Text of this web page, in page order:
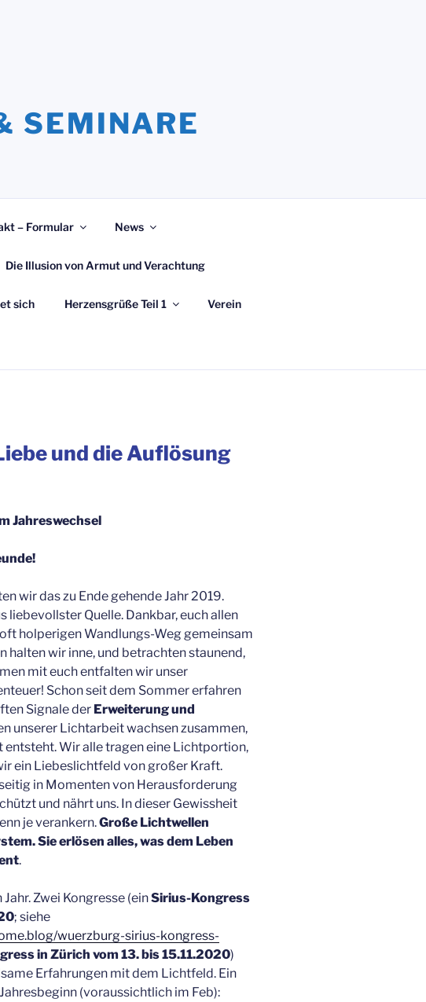
SEMINARE
– Formular News
Die Illusion von Armut und Verachtung
sich Herzensgrüße Teil 1 Verein
und die Auflösung
Jahreswechsel
wir das zu Ende gehende Jahr 2019.
liebevollster Quelle. Dankbar, euch allen
holperigen Wandlungs-Weg gemeinsam
halten wir inne, und betrachten staunend,
mit euch entfalten wir unser
Schon seit dem Sommer erfahren
Signale der Erweiterung und
unserer Lichtarbeit wachsen zusammen,
entsteht. Wir alle tragen eine Lichtportion,
ein Liebeslichtfeld von großer Kraft.
in Momenten von Herausforderung
und nährt uns. In dieser Gewissheit
je verankern.Große Lichtwellen
Sie erlösen alles, was dem Leben
.
Zwei Kongresse (einSirius-Kongress
; siehe
wuerzburg-sirius-kongress-
in Zürich vom 13. bis 15.11.2020)
Erfahrungen mit dem Lichtfeld. Ein
(voraussichtlich im Feb):